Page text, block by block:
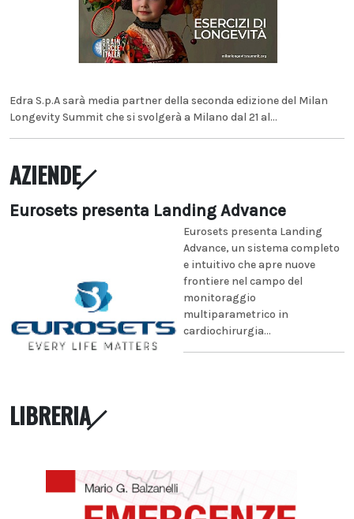
Edra S.p.A sarà media partner della seconda edizione del Milan
Longevity Summit che si svolgerà a Milano dal 21 al...
AZIENDE
Eurosets presenta Landing Advance
Eurosets presenta Landing
Advance, un sistema completo
e intuitivo che apre nuove
frontiere nel campo del
monitoraggio
multiparametrico in
cardiochirurgia...
LIBRERIA